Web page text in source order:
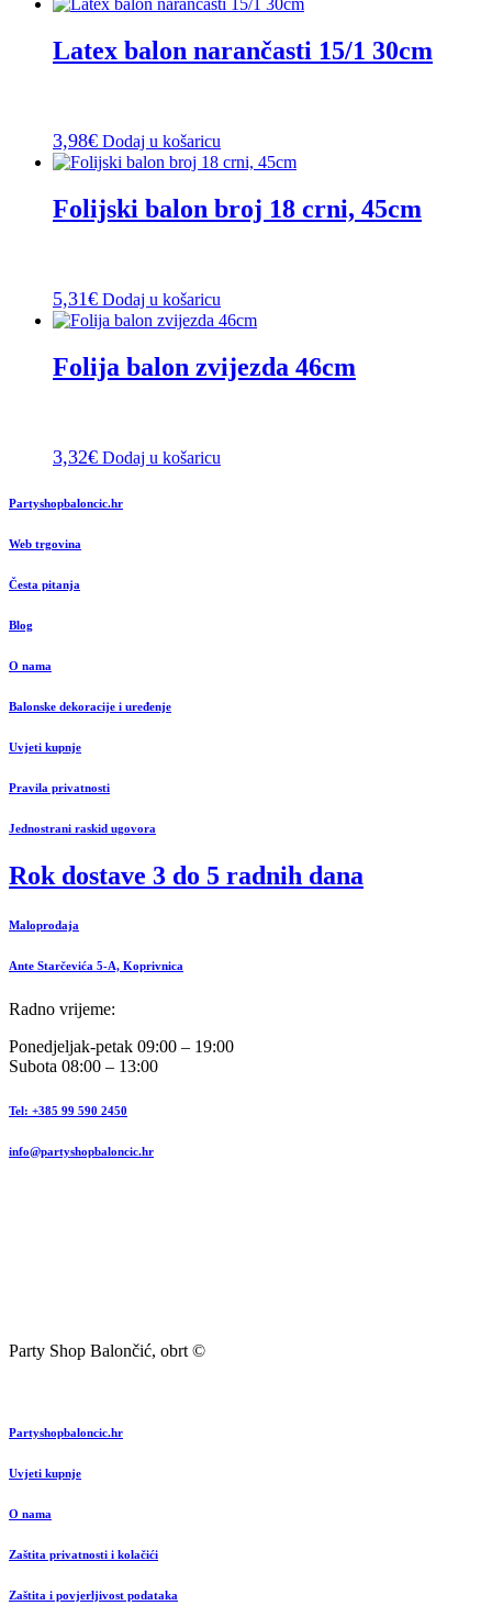
Latex balon narančasti 15/1 30cm
3,98€ Dodaj u košaricu
Folijski balon broj 18 crni, 45cm
5,31€ Dodaj u košaricu
Folija balon zvijezda 46cm
3,32€ Dodaj u košaricu
Partyshopbaloncic.hr
Web trgovina
Česta pitanja
Blog
O nama
Balonske dekoracije i uređenje
Uvjeti kupnje
Pravila privatnosti
Jednostrani raskid ugovora
Rok dostave 3 do 5 radnih dana
Maloprodaja
Ante Starčevića 5-A, Koprivnica
Radno vrijeme:
Ponedjeljak-petak 09:00 – 19:00
Subota 08:00 – 13:00
Tel: +385 99 590 2450
info@partyshopbaloncic.hr
Party Shop Balončić, obrt ©
Partyshopbaloncic.hr
Uvjeti kupnje
O nama
Zaštita privatnosti i kolačići
Zaštita i povjerljivost podataka